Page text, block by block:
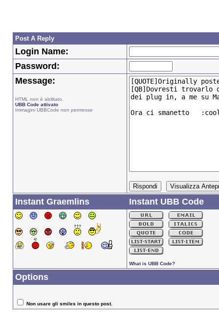
Post A Reply
Login Name:
Password:
Message:
HTML non è abilitato.
UBB Code attivato
Immagini UBBCode non permesse
Instant Graemlins Instant UBB Code
What is UBB Code?
Options
Non usare gli smiles in questo post.